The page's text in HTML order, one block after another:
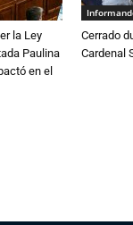
la Ley
Paulina
en el
Cerrado
Cardenal